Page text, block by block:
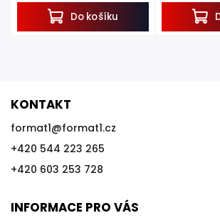
Do košíku
KONTAKT
format1@format1.cz
+420 544 223 265
+420 603 253 728
INFORMACE PRO VÁS